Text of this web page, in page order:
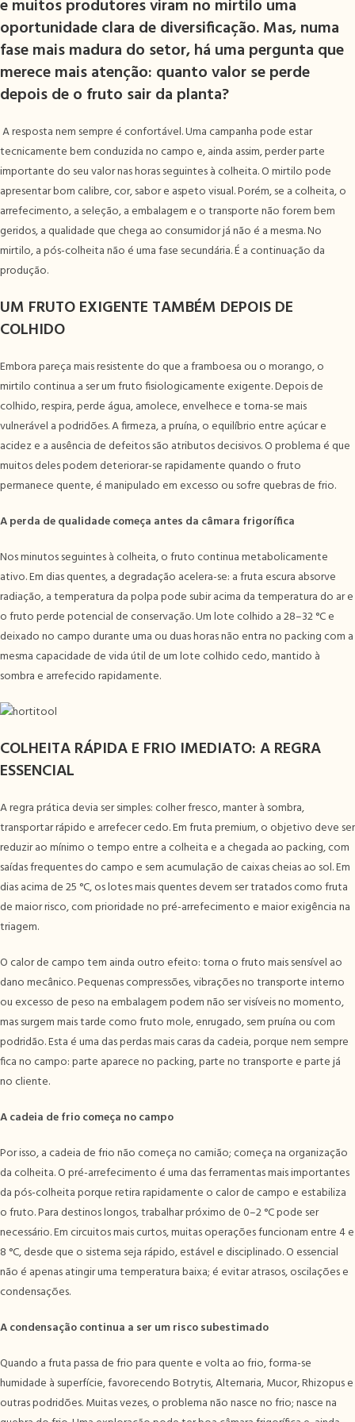
e muitos produtores viram no mirtilo uma
oportunidade clara de diversificação. Mas, numa
fase mais madura do setor, há uma pergunta que
merece mais atenção: quanto valor se perde
depois de o fruto sair da planta?
A resposta nem sempre é confortável. Uma campanha pode estar
tecnicamente bem conduzida no campo e, ainda assim, perder parte
importante do seu valor nas horas seguintes à colheita. O mirtilo pode
apresentar bom calibre, cor, sabor e aspeto visual. Porém, se a colheita, o
arrefecimento, a seleção, a embalagem e o transporte não forem bem
geridos, a qualidade que chega ao consumidor já não é a mesma. No
mirtilo, a pós-colheita não é uma fase secundária. É a continuação da
produção.
UM FRUTO EXIGENTE TAMBÉM DEPOIS DE
COLHIDO
Embora pareça mais resistente do que a framboesa ou o morango, o
mirtilo continua a ser um fruto fisiologicamente exigente. Depois de
colhido, respira, perde água, amolece, envelhece e torna-se mais
vulnerável a podridões. A firmeza, a pruína, o equilíbrio entre açúcar e
acidez e a ausência de defeitos são atributos decisivos. O problema é que
muitos deles podem deteriorar-se rapidamente quando o fruto
permanece quente, é manipulado em excesso ou sofre quebras de frio.
A perda de qualidade começa antes da câmara frigorífica
Nos minutos seguintes à colheita, o fruto continua metabolicamente
ativo. Em dias quentes, a degradação acelera-se: a fruta escura absorve
radiação, a temperatura da polpa pode subir acima da temperatura do ar e
o fruto perde potencial de conservação. Um lote colhido a 28–32 °C e
deixado no campo durante uma ou duas horas não entra no packing com a
mesma capacidade de vida útil de um lote colhido cedo, mantido à
sombra e arrefecido rapidamente.
COLHEITA RÁPIDA E FRIO IMEDIATO: A REGRA
ESSENCIAL
A regra prática devia ser simples: colher fresco, manter à sombra,
transportar rápido e arrefecer cedo. Em fruta premium, o objetivo deve ser
reduzir ao mínimo o tempo entre a colheita e a chegada ao packing, com
saídas frequentes do campo e sem acumulação de caixas cheias ao sol. Em
dias acima de 25 °C, os lotes mais quentes devem ser tratados como fruta
de maior risco, com prioridade no pré-arrefecimento e maior exigência na
triagem.
O calor de campo tem ainda outro efeito: torna o fruto mais sensível ao
dano mecânico. Pequenas compressões, vibrações no transporte interno
ou excesso de peso na embalagem podem não ser visíveis no momento,
mas surgem mais tarde como fruto mole, enrugado, sem pruína ou com
podridão. Esta é uma das perdas mais caras da cadeia, porque nem sempre
fica no campo: parte aparece no packing, parte no transporte e parte já
no cliente.
A cadeia de frio começa no campo
Por isso, a cadeia de frio não começa no camião; começa na organização
da colheita. O pré-arrefecimento é uma das ferramentas mais importantes
da pós-colheita porque retira rapidamente o calor de campo e estabiliza
o fruto. Para destinos longos, trabalhar próximo de 0–2 °C pode ser
necessário. Em circuitos mais curtos, muitas operações funcionam entre 4 e
8 °C, desde que o sistema seja rápido, estável e disciplinado. O essencial
não é apenas atingir uma temperatura baixa; é evitar atrasos, oscilações e
condensações.
A condensação continua a ser um risco subestimado
Quando a fruta passa de frio para quente e volta ao frio, forma-se
humidade à superfície, favorecendo Botrytis, Alternaria, Mucor, Rhizopus e
outras podridões. Muitas vezes, o problema não nasce no frio; nasce na